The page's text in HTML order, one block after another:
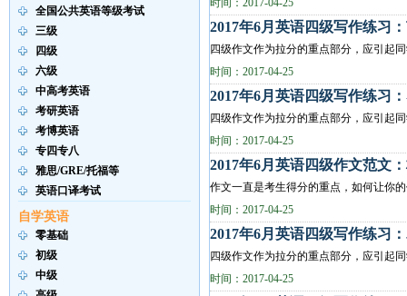
全国公共英语等级考试
三级
四级
六级
中高考英语
考研英语
考博英语
专四专八
雅思/GRE/托福等
英语口译考试
自学英语
零基础
初级
中级
Write an essay based on the following
时间：2017-04-25
2017年6月英语四级写作练习
四级作文作为拉分的重点部分，应引起
Write a composition entitled Save the ...
时间：2017-04-25
2017年6月英语四级写作练习
四级作文作为拉分的重点部分，应引起
Write a composition entitled Limiting ...
时间：2017-04-25
2017年6月英语四级作文范文
作文一直是考生得分的重点，如何让你
Guard against Campus Thefts 1.校园盗窃...
时间：2017-04-25
2017年6月英语四级写作练习
四级作文作为拉分的重点部分，应引起
Write a composition entitled The Role ...
时间：2017-04-25